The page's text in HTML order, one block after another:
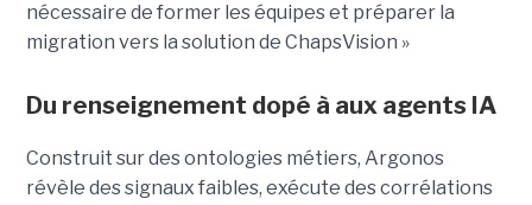
nécessaire de former les équipes et préparer la
migration vers la solution de ChapsVision »
Du renseignement dopé à aux agents IA
Construit sur des ontologies métiers, Argonos
révèle des signaux faibles, exécute des corrélations